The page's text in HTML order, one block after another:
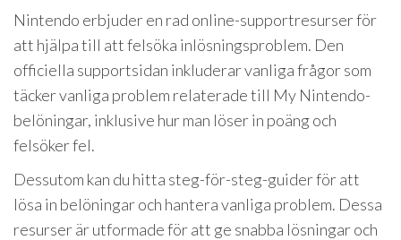
Nintendo erbjuder en rad online-supportresurser för
att hjälpa till att felsöka inlösningsproblem. Den
officiella supportsidan inkluderar vanliga frågor som
täcker vanliga problem relaterade till My Nintendo-
belöningar, inklusive hur man löser in poäng och
felsöker fel.
Dessutom kan du hitta steg-för-steg-guider för att
lösa in belöningar och hantera vanliga problem. Dessa
resurser är utformade för att ge snabba lösningar och